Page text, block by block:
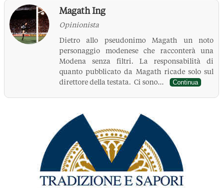
Magath Ing
Opinionista
Dietro allo pseudonimo Magath un noto
personaggio modenese che racconterà una
Modena senza filtri. La responsabilità di
quanto pubblicato da Magath ricade solo sul
direttore della testata. Ci sono...
Continua